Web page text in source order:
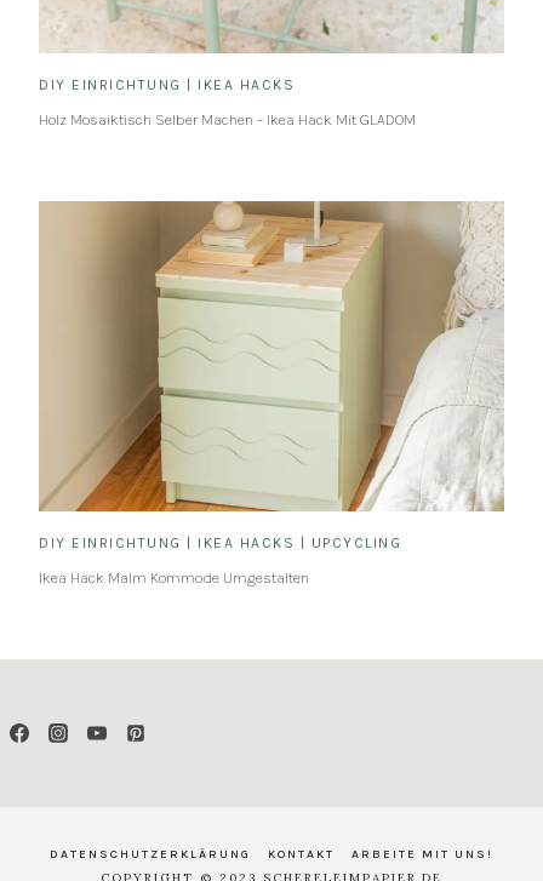
DIY EINRICHTUNG | IKEA HACKS
Holz Mosaiktisch Selber Machen – Ikea Hack Mit GLADOM
DIY EINRICHTUNG | IKEA HACKS | UPCYCLING
Ikea Hack Malm Kommode Umgestalten
DATENSCHUTZERKLÄRUNG KONTAKT ARBEITE MIT UNS!